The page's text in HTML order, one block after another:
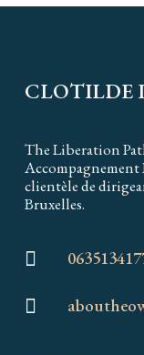
CLOTILDE
The Liberation
Accompagnement
clientèle de
Bruxelles.

